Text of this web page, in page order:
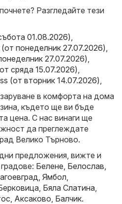
Разгледайте тези
01.08.2026)
понеделник 27.07.2026)
27.07.2026)
сряда 15.07.2026)
(от вторник 14.07.2026)
в комфорта на дома
където ще ви бъде
цена. С нас винаги ще
да преглеждате
Велико Търново.
предложения, вижте и
Белене Белослав
Ямбол
Бяла Слатина
Аксаково Балчик.